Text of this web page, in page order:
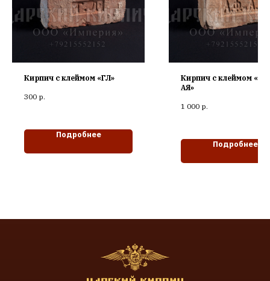
Кирпич с клеймом «ГЛ»
300 р.
Подробнее
Кирпич с клеймом
АЯ»
1 000 р.
Подробнее